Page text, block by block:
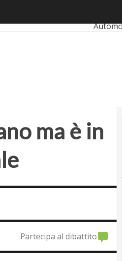
ma è in
Partecipa al dibattito